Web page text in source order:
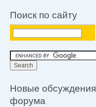
Поиск по сайту
Новые обсуждения
форума